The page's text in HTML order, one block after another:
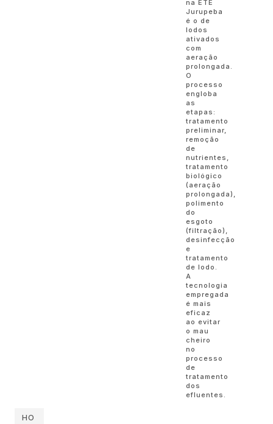
HO
na ETE
Jurupeba
é o de
lodos
ativados
com
aeração
prolongada.
O
processo
engloba
as
etapas:
tratamento
preliminar,
remoção
de
nutrientes,
tratamento
biológico
(aeração
prolongada),
polimento
do
esgoto
(filtração),
desinfecção
e
tratamento
de lodo.
A
tecnologia
empregada
é mais
eficaz
ao evitar
o mau
cheiro
no
processo
de
tratamento
dos
efluentes.